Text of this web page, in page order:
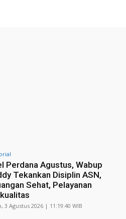
Perdana Agustus, Wabup
Tekankan Disiplin ASN,
Sehat, Pelayanan
3 Agustus 2026 | 11:19:40 WIB